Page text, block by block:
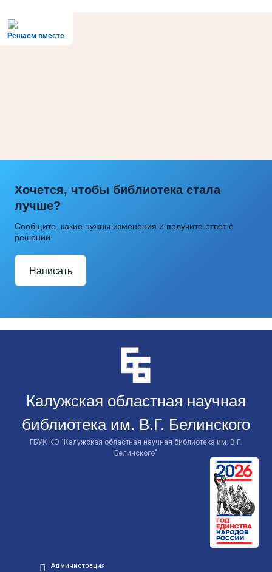
Решаем вместе
Хочется, чтобы библиотека стала
лучше?
Сообщите, какие нужны изменения и получите ответ о
решении
Написать
Калужская областная научная
библиотека им. В.Г. Белинского
ГБУК КО "Калужская областная научная библиотека им. В.Г.
Белинского"
Администрация